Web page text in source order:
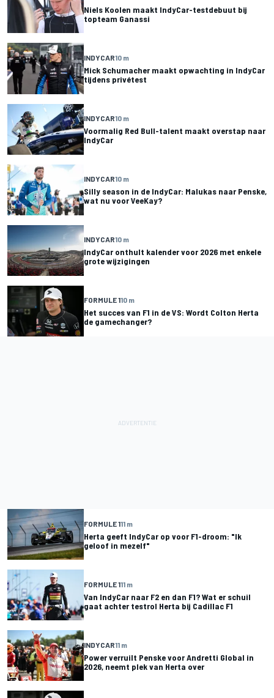
Niels Koolen maakt IndyCar-testdebuut bij
topteam Ganassi
INDYCAR10 m
Mick Schumacher maakt opwachting in IndyCar
tijdens privétest
INDYCAR10 m
Voormalig Red Bull-talent maakt overstap naar
IndyCar
INDYCAR10 m
Silly season in de IndyCar: Malukas naar Penske,
wat nu voor VeeKay?
INDYCAR10 m
IndyCar onthult kalender voor 2026 met enkele
grote wijzigingen
FORMULE 110 m
Het succes van F1 in de VS: Wordt Colton Herta
de gamechanger?
FORMULE 111 m
Herta geeft IndyCar op voor F1-droom: "Ik
geloof in mezelf"
FORMULE 111 m
Van IndyCar naar F2 en dan F1? Wat er schuil
gaat achter testrol Herta bij Cadillac F1
INDYCAR11 m
Power verruilt Penske voor Andretti Global in
2026, neemt plek van Herta over